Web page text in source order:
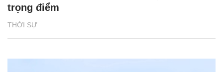
THỜI SỰ
trọng điểm